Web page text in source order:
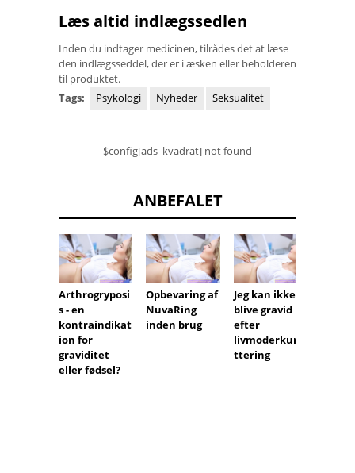
Læs altid indlægssedlen
Inden du indtager medicinen, tilrådes det at læse
den indlægsseddel, der er i æsken eller beholderen
til produktet.
Tags:
Psykologi Nyheder Seksualitet
$config[ads_kvadrat] not found
ANBEFALET
Arthrogryposi
s - en
kontraindikat
ion for
graviditet
eller fødsel?
Opbevaring af
NuvaRing
inden brug
Jeg kan ikke
blive gravid
efter
livmoderkure
ttering